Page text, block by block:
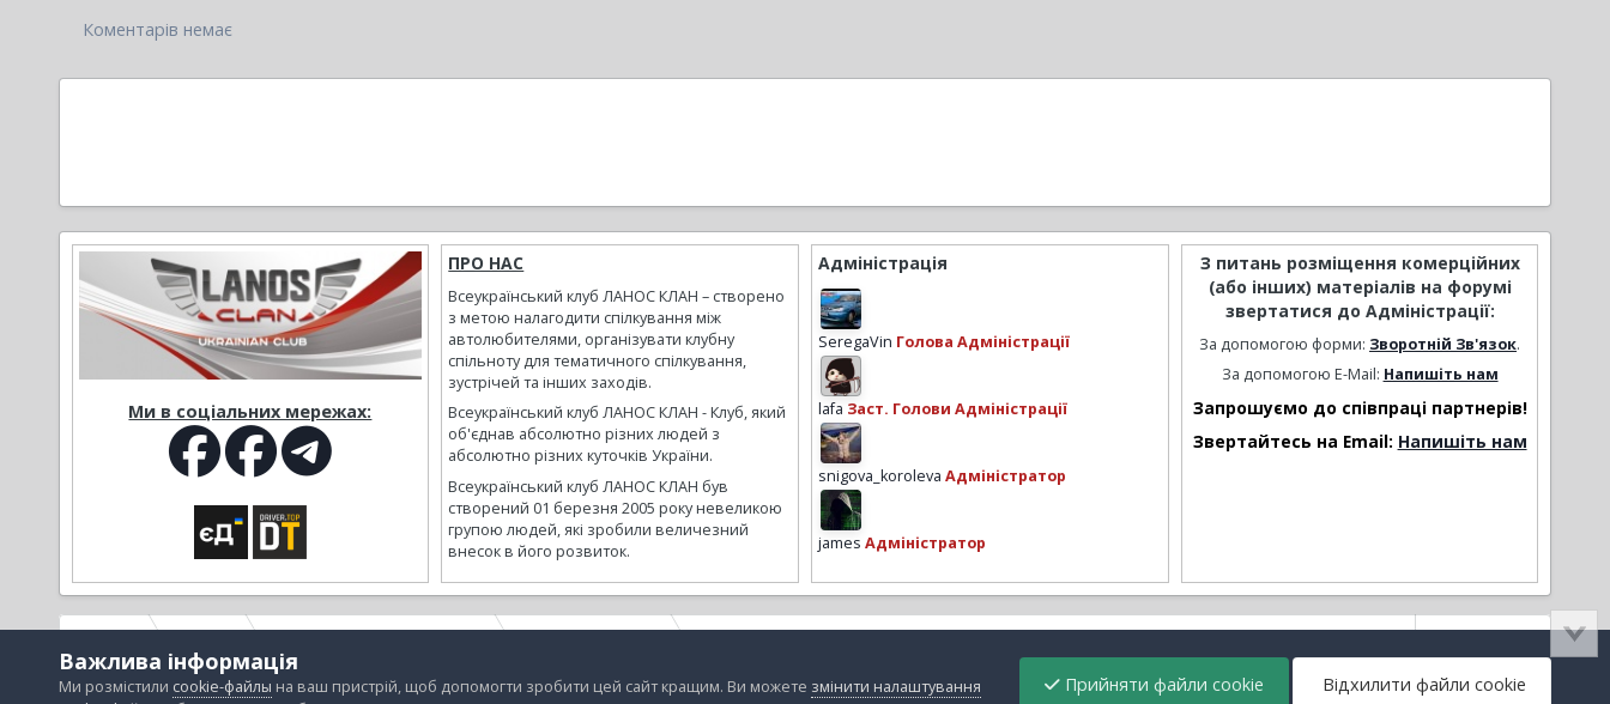
Коментарів немає
Ми в соціальних мережах:
ПРО НАС
Всеукраїнський клуб ЛАНОС КЛАН – створено
з метою налагодити спілкування між
автолюбителями, організувати клубну
спільноту для тематичного спілкування,
зустрічей та інших заходів.
Всеукраїнський клуб ЛАНОС КЛАН - Клуб, який
об'єднав абсолютно різних людей з
абсолютно різних куточків України.
Всеукраїнський клуб ЛАНОС КЛАН був
створений 01 березня 2005 року невеликою
групою людей, які зробили величезний
внесок в його розвиток.
Адміністрація
SeregaVin Голова Адміністрації
lafa Заст. Голови Адміністрації
snigova_koroleva Адміністратор
james Адміністратор
З питань розміщення комерційних
(або інших) матеріалів на форумі
звертатися до Адміністрації:
За допомогою форми: Зворотній Зв'язок.
За допомогою E-Mail: Напишіть нам
Запрошуємо до співпраці партнерів!
Звертайтесь на Email: Напишіть нам
Важлива інформація
Ми розмістили cookie-файлы на ваш пристрій, щоб допомогти зробити цей сайт кращим. Ви можете змінити налаштування
Прийняти файли cookie Відхилити файли cookie